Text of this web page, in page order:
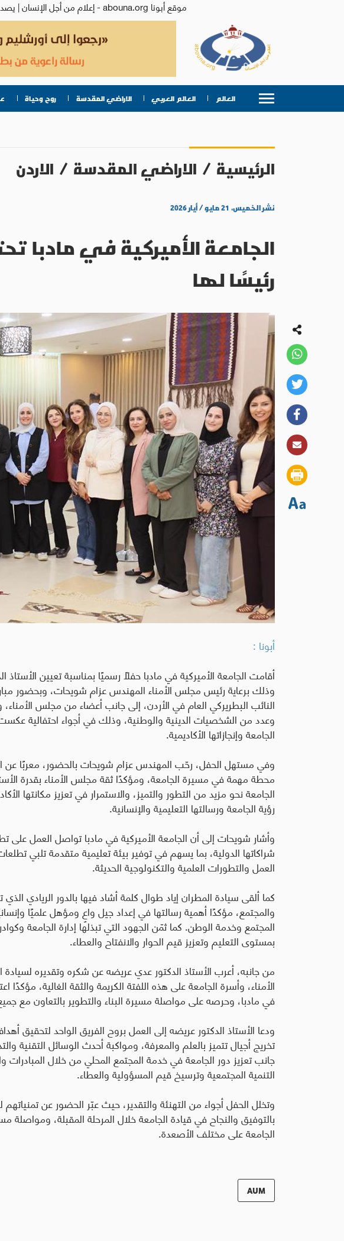
موقع أبونا abouna.org - إعلام من أجل الإنسان | يصدر عن المركز الكاثوليكي للدراسات والإعلام في الأردن - رئيس التحرير: الأب د.رفعت بدر
العالم العالم العربي الاراضي المقدسة روح وحياة
الرئيسية / الاراضي المقدسة / الاردن
نشر الخميس، ٢١ مايو / أيار ٢٠٢٦
الجامعة الأميركية في مادبا
رئيسًا لها
أبونا :
أقامت الجامعة الأميركية في مادبا حفلًا رسميًا بمناسبة تعيين الأستاذ
وذلك برعاية رئيس مجلس الأمناء المهندس عزام شويحات، وبحضور
النائب البطريركي العام في الأردن، إلى جانب أعضاء من مجلس الأمناء،
وعدد من الشخصيات الدينية والوطنية، وذلك في أجواء احتفالية عكست
الجامعة وإنجازاتها الأكاديمية.
وفي مستهل الحفل، رحّب المهندس عزام شويحات بالحضور، معربًا عن
محطة مهمة في مسيرة الجامعة، ومؤكدًا ثقة مجلس الأمناء بقدرة
الجامعة نحو مزيد من التطور والتميز، والاستمرار في تعزيز مكانتها
رؤية الجامعة ورسالتها التعليمية والإنسانية.
وأشار شويحات إلى أن الجامعة الأميركية في مادبا تواصل العمل على
شراكاتها الدولية، بما يسهم في توفير بيئة تعليمية متقدمة تلبي
العمل والتطورات العلمية والتكنولوجية الحديثة.
كما ألقى سيادة المطران إياد طوال كلمة أشاد فيها بالدور الريادي
والمجتمع، مؤكدًا أهمية رسالتها في إعداد جيل واعٍ ومؤهل علميًا
المجتمع وخدمة الوطن. كما ثمّن الجهود التي تبذلها إدارة الجامعة
بمستوى التعليم وتعزيز قيم الحوار والانفتاح والعطاء.
من جانبه، أعرب الأستاذ الدكتور عدي عريضه عن شكره وتقديره
الأمناء، وأسرة الجامعة على هذه اللفتة الكريمة والثقة الغالية، مؤكدًا
في مادبا، وحرصه على مواصلة مسيرة البناء والتطوير بالتعاون مع
ودعا الأستاذ الدكتور عريضه إلى العمل بروح الفريق الواحد لتحقيق
تخريج أجيال تتميز بالعلم والمعرفة، ومواكبة أحدث الوسائل التقنية
جانب تعزيز دور الجامعة في خدمة المجتمع المحلي من خلال المبادرات
التنمية المجتمعية وترسيخ قيم المسؤولية والعطاء.
وتخلل الحفل أجواء من التهنئة والتقدير، حيث عبّر الحضور عن
بالتوفيق والنجاح في قيادة الجامعة خلال المرحلة المقبلة، ومواصلة
الجامعة على مختلف الأصعدة.
AUM